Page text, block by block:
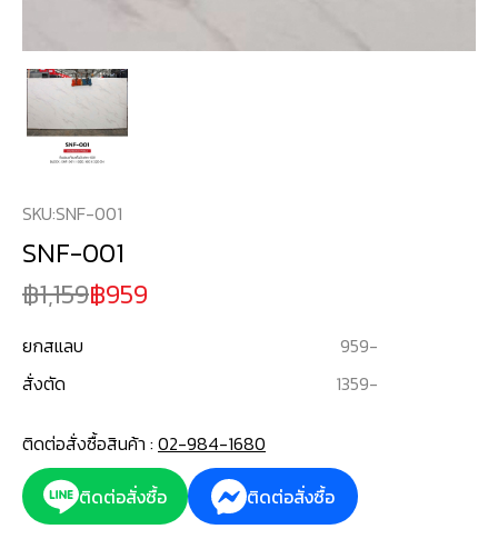
SKU:SNF-001
SNF-001
1,159 959
ยกสแลบ 959-
สั่งตัด
1359-
ติดต่อสั่งซื้อสินค้า : 02-984-1680
ติดต่อสั่งซื้อ
ติดต่อสั่งซื้อ